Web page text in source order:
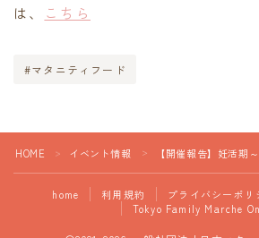
は、
こちら
#マタニティフード
HOME ＞ イベント情報 ＞ 【開催報告】妊活
home 利用規約 プライバシーポリ
Tokyo Family Marche